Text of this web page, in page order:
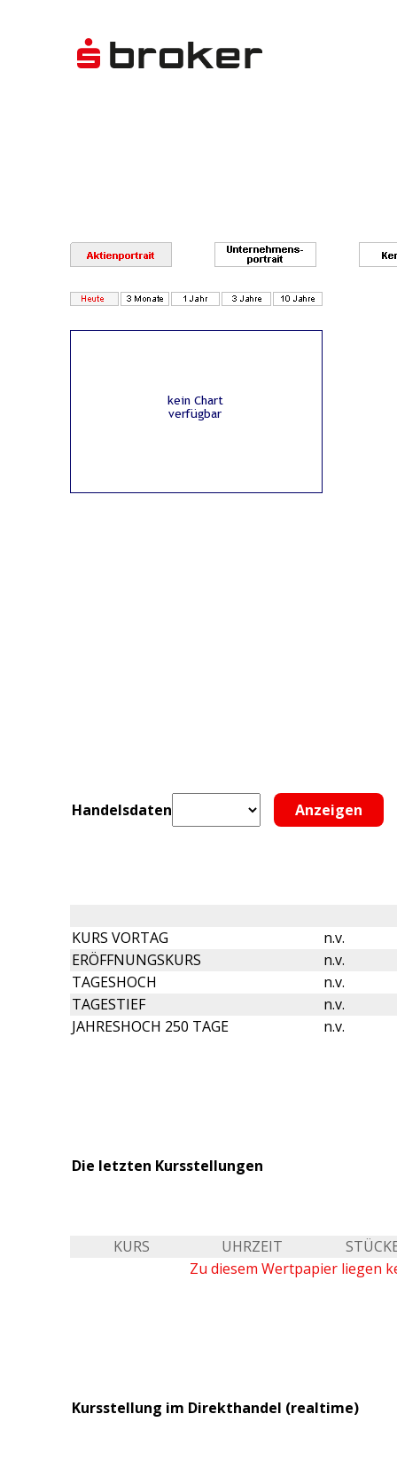
Handelsdaten
KURS VORTAG
n.v.
ERÖFFNUNGSKURS
n.v.
TAGESHOCH
n.v.
TAGESTIEF
n.v.
JAHRESHOCH 250 TAGE
n.v.
Die letzten Kursstellungen
KURS UHRZEIT
Zu diesem Wertpapier liegen
Kursstellung im Direkthandel (realtime)